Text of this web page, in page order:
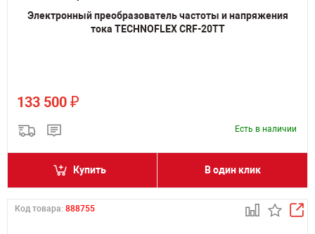
Электронный преобразователь частоты и напряжения
тока TECHNOFLEX CRF-20TT
133 500 ₽
Есть в наличии
Купить В один клик
Код товара: 888755